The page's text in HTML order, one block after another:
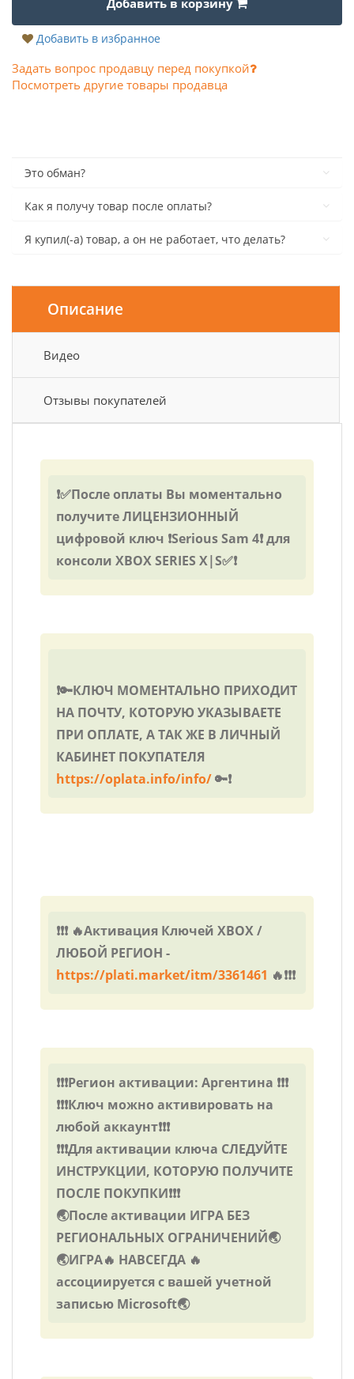
Добавить в корзину
Добавить в избранное
Задать вопрос продавцу перед покупкой
Посмотреть другие товары продавца
Это обман?
Как я получу товар после оплаты?
Я купил(-а) товар, а он не работает, что делать?
Описание
Видео
Отзывы покупателей
❗✅После оплаты Вы моментально
получите ЛИЦЕНЗИОННЫЙ
цифровой ключ ❗Serious Sam 4❗ для
консоли XBOX SERIES X|S✅❗
❗🔑КЛЮЧ МОМЕНТАЛЬНО ПРИХОДИТ
НА ПОЧТУ, КОТОРУЮ УКАЗЫВАЕТЕ
ПРИ ОПЛАТЕ, А ТАК ЖЕ В ЛИЧНЫЙ
КАБИНЕТ ПОКУПАТЕЛЯ
https://oplata.info/info/🔑❗
❗❗❗ 🔥Активация Ключей XBOX /
ЛЮБОЙ РЕГИОН -
https://plati.market/itm/3361461 🔥❗❗❗
❗❗❗Регион активации: Аргентина ❗❗❗
❗❗❗Ключ можно активировать на
любой аккаунт❗❗❗
❗❗❗Для активации ключа СЛЕДУЙТЕ
ИНСТРУКЦИИ, КОТОРУЮ ПОЛУЧИТЕ
ПОСЛЕ ПОКУПКИ❗❗❗
🌏После активации ИГРА БЕЗ
РЕГИОНАЛЬНЫХ ОГРАНИЧЕНИЙ🌏
🌏ИГРА🔥 НАВСЕГДА 🔥
ассоциируется с вашей учетной
записью Microsoft🌏